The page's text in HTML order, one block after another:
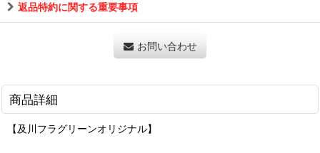
返品特約に関する重要事項
お問い合わせ
商品詳細
【及川フラグリーンオリジナル】